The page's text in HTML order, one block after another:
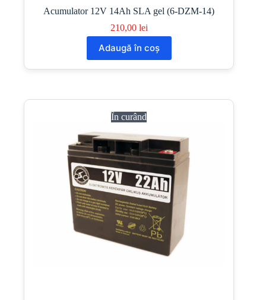
Acumulator 12V 14Ah SLA gel (6-DZM-14)
210,00 lei
Adaugă în coș
În curând